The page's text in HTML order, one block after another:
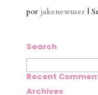
por jakenewuser|
Search
Buscar:
Recent
Archives